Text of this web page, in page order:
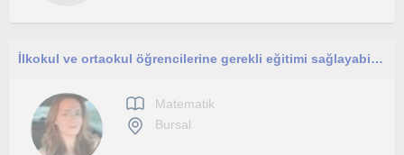
İlkokul ve ortaokul öğrencilerine gerekli eğitimi sağlayabilirim, çocuklar ile iletişimim çok iyidir sabırlı be sevgi doluyumdur.
Matematik
Bursal